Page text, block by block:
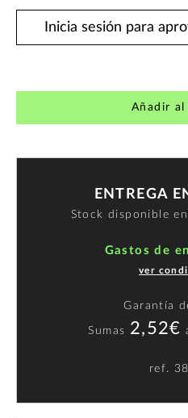
Inicia sesión para
Añadir
ENTREGA
Stock disponible
Gastos de
ver
Garantía
Sumas 2,52€
ref.